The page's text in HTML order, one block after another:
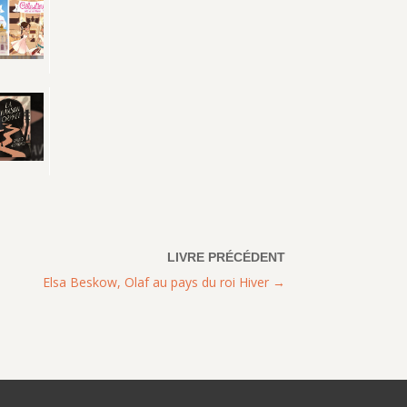
Elsa Beskow, Olaf au pays du roi Hiver